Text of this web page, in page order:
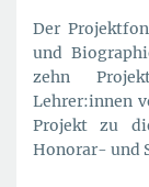
Der
und
zehn
Lehrer:innen
Projekt zu
Honorar- und